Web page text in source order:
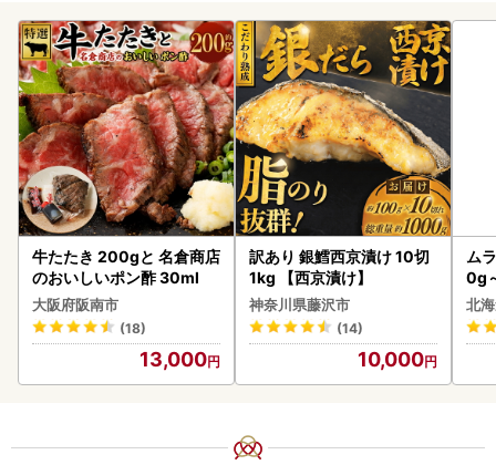
牛たたき 200gと 名倉商店
のおいしいポン酢 30ml
大阪府阪南市
(18)
13,000
訳あり 銀鱈西京漬け 10切
1kg 【西京漬け】
神奈川県藤沢市
(14)
10,000
ム
0g
北